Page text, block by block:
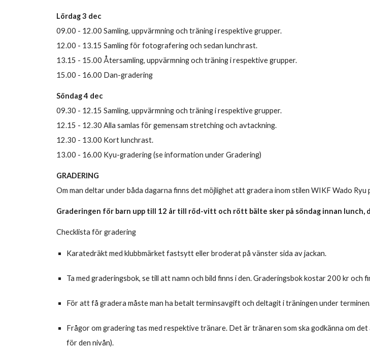
Lördag3 dec
09.00 - 12.00 Samling, uppvärmning och träning i respektive grupper.
12.00 - 13.15 Samling för fotografering och sedan lunchrast.
13.15 - 15.00 Återsamling, uppvärmning och träning i respektive grupper.
15.00 - 16.00 Dan-gradering
Söndag4 dec
09.30 - 12.15 Samling, uppvärmning och träning i respektive grupper.
12.15 - 12.30 Alla samlas för gemensam stretching och avtackning.
12.30 - 13.00 Kort lunchrast.
13.00 - 16.00 Kyu-gradering (se information under Gradering)
GRADERING
Om man deltar under båda dagarna finns det möjlighet att gradera inom stilen WIKF Wado Ryu
Graderingen för barn upp till 12 år till röd-vitt och rött bälte sker på söndag innan lunch,
Checklista för gradering
Karatedräkt med klubbmärket fastsytt eller broderat på vänster sida av jackan.
Ta med graderingsbok, se till att namn och bild finns i den. Graderingsbok kostar 200 kr och
För att få gradera måste man ha betalt terminsavgift och deltagit i träningen under
Frågor om gradering tas med respektive tränare. Det är tränaren som ska godkänna om
för den nivån).